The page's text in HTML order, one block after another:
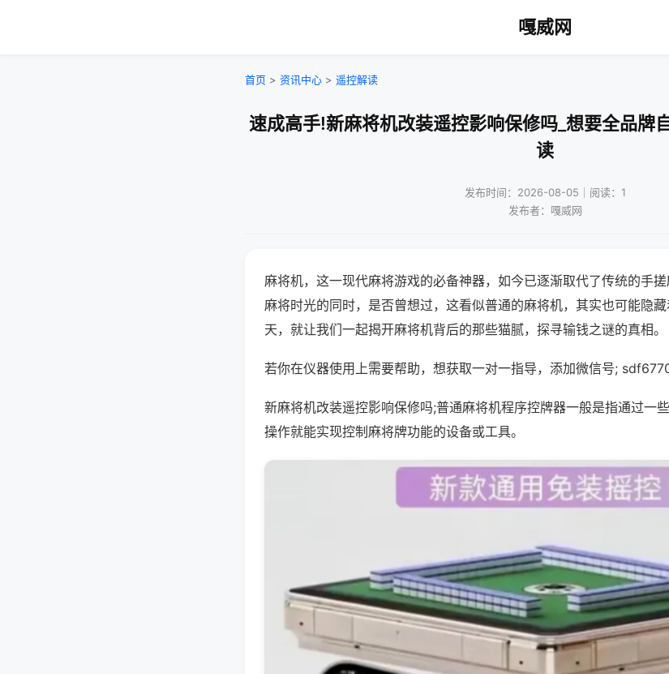
嘎威网
首页 > 资讯中心 > 遥控解读
速成高手!新麻将机改装遥控影响保修吗_想要全品牌
读
发布时间：2026-08-05｜阅读：1
发布者：嘎威网
麻将机，这一现代麻将游戏的必备神器，如今已逐渐取代了传统的手
麻将时光的同时，是否曾想过，这看似普通的麻将机，其实也可能隐
天，就让我们一起揭开麻将机背后的那些猫腻，探寻输钱之谜的真相。
若你在仪器使用上需要帮助，想获取一对一指导，添加微信号;
新麻将机改装遥控影响保修吗;普通麻将机程序控牌器一般是指通过一
操作就能实现控制麻将牌功能的设备或工具。